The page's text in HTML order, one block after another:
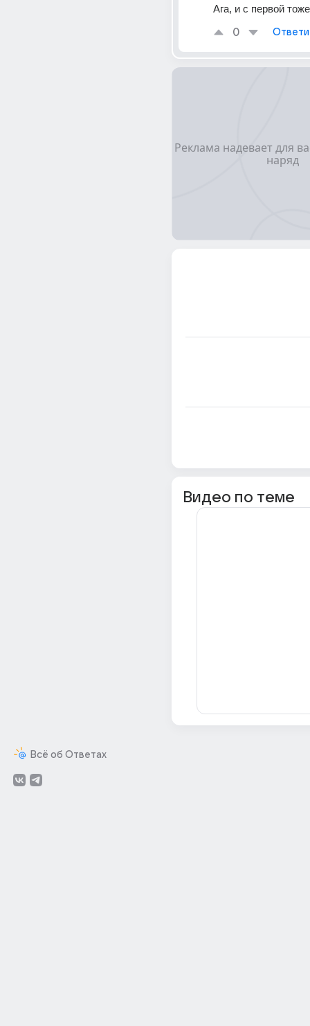
Всё об Ответах
Ага, и с первой
0
Видео по теме